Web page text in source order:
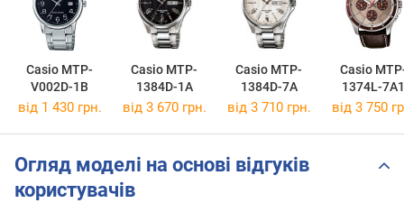
Casio MTP-
V002D-1B
Casio MTP-
1384D-1A
Casio MTP-
1384D-7A
Casio
1374L-7A1
від 1 430 грн. від 3 670 грн. від 3 710 грн. від 3 750
Огляд моделі на основі відгуків
користувачів